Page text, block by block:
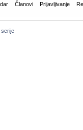
Članovi Prijavljivanje
serije